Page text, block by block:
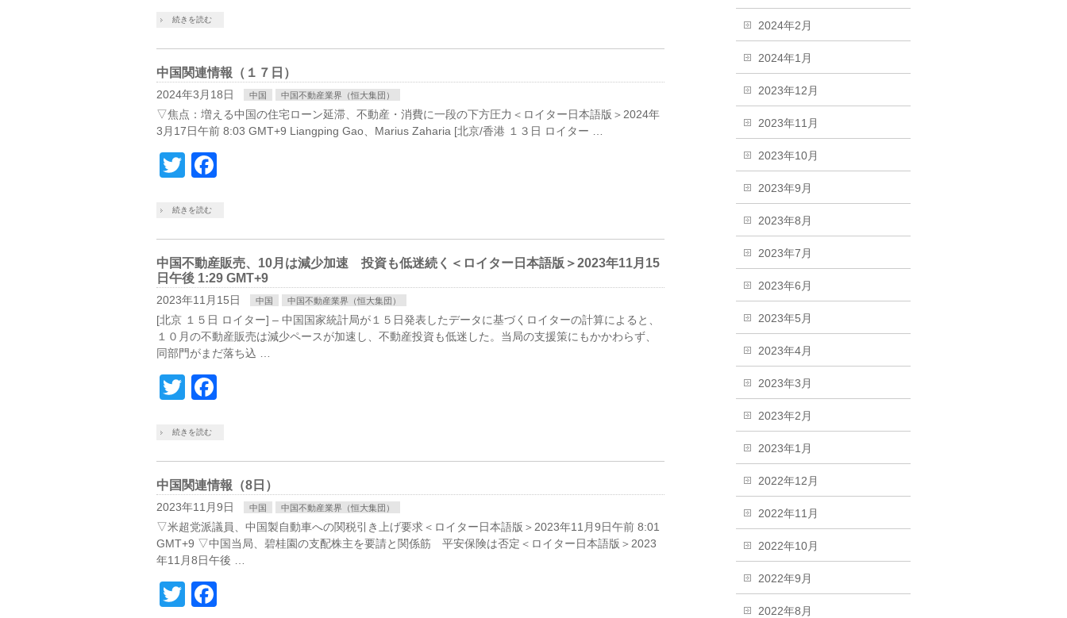
続きを読む
中国関連情報（１７日）
2024年3月18日 中国 中国不動産業界（恒大集団）
▽焦点：増える中国の住宅ローン延滞、不動産・消費に一段の下方圧力＜ロイター日本語版＞2024年
3月17日午前 8:03 GMT+9 Liangping Gao、Marius Zaharia [北京/香港 １３日 ロイター …
Twitter
続きを読む
中国不動産販売、10月は減少加速 投資も低迷続く＜ロイター日本語版＞2023年11月15
日午後 1:29 GMT+9
2023年11月15日 中国 中国不動産業界（恒大集団）
[北京 １５日 ロイター] – 中国国家統計局が１５日発表したデータに基づくロイターの計算によると、
１０月の不動産販売は減少ペースが加速し、不動産投資も低迷した。当局の支援策にもかかわらず、
同部門がまだ落ち込 …
Twitter
続きを読む
中国関連情報（8日）
2023年11月9日 中国 中国不動産業界（恒大集団）
▽米超党派議員、中国製自動車への関税引き上げ要求＜ロイター日本語版＞2023年11月9日午前 8:01
GMT+9 ▽中国当局、碧桂園の支配株主を要請と関係筋 平安保険は否定＜ロイター日本語版＞2023
年11月8日午後 …
Twitter
2024年2月
2024年1月
2023年12月
2023年11月
2023年10月
2023年9月
2023年8月
2023年7月
2023年6月
2023年5月
2023年4月
2023年3月
2023年2月
2023年1月
2022年12月
2022年11月
2022年10月
2022年9月
2022年8月